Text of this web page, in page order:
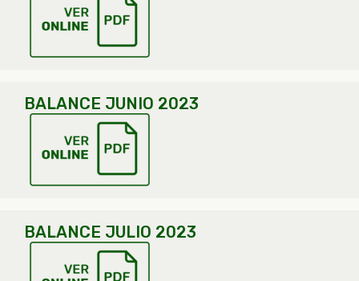
BALANCE JUNIO 2023
BALANCE JULIO 2023